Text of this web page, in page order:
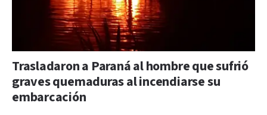
Trasladaron a Paraná al hombre que sufrió
graves quemaduras al incendiarse su
embarcación